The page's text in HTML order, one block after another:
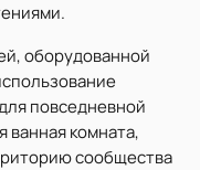
оборудованной
повседневной
комната,
сообщества